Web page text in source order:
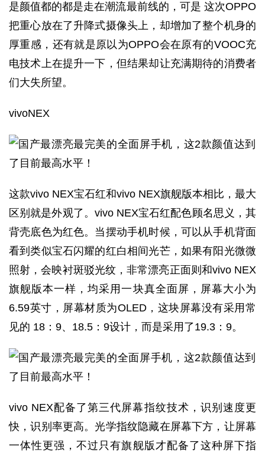
是颜值都的都是走在潮流最前线的，可是 这次OPPO
把重心放在了升降式摄像头上，却增加了整个机身的
厚重感，还有就是原以为OPPO会在原有的VOOC充
电技术上在提升一下，但结果却让充满期待的消费者
们大失所望。
vivoNEX
这款vivo NEX宝石红和vivo NEX旗舰版本相比，最大
区别就是外观了。vivo NEX宝石红配色顾名思义，其
背壳底色为红色。当摆动手机时候，可以从手机背面
看到类似宝石闪耀的红白相间光芒，如果有阳光微微
照射，会映衬斑驳光纹，非常漂亮正面则和vivo NEX
旗舰版本一样，均采用一块真全面屏，屏幕大小为
6.59英寸，屏幕材质为OLED，这块屏幕没有采用常
见的 18：9、18.5：9设计，而是采用了19.3：9。
vivo NEX配备了第三代屏幕指纹技术，识别速度更
快，识别率更高。光学指纹隐藏在屏幕下方，让屏幕
一体性更强，不过只有旗舰版才配备了这种屏下指